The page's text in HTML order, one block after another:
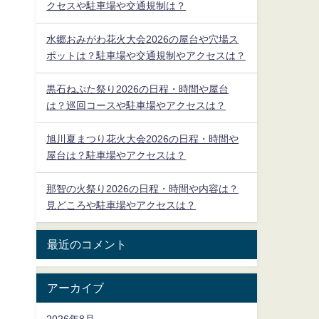
クセスや駐車場や交通規制は？
水郷おみがわ花火大会2026の屋台や穴場ス
ポットは？駐車場や交通規制やアクセスは？
黒石ねぷた祭り2026の日程・時間や屋台
は？巡回コースや駐車場やアクセスは？
旭川夏まつり花火大会2026の日程・時間や
屋台は？駐車場やアクセスは？
那智の火祭り2026の日程・時間や内容は？
見どころや駐車場やアクセスは？
最近のコメント
アーカイブ